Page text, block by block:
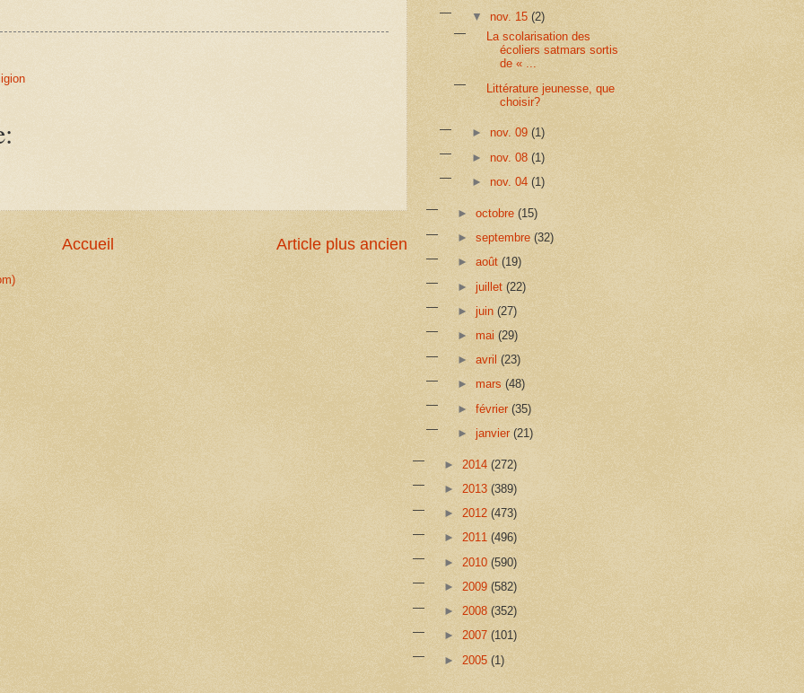
Article plus ancien
Accueil
▼ nov. 15 (2)
La scolarisation des
écoliers satmars sortis
de « ...
Littérature jeunesse, que
choisir?
► nov. 09 (1)
► nov. 08 (1)
► nov. 04 (1)
►octobre(15)
►septembre(32)
►août(19)
►juillet(22)
►juin(27)
►mai(29)
►avril(23)
►mars(48)
►février(35)
►janvier(21)
► 2014 (272)
► 2013 (389)
► 2012 (473)
► 2011 (496)
► 2010 (590)
► 2009 (582)
► 2008 (352)
► 2007 (101)
► 2005 (1)